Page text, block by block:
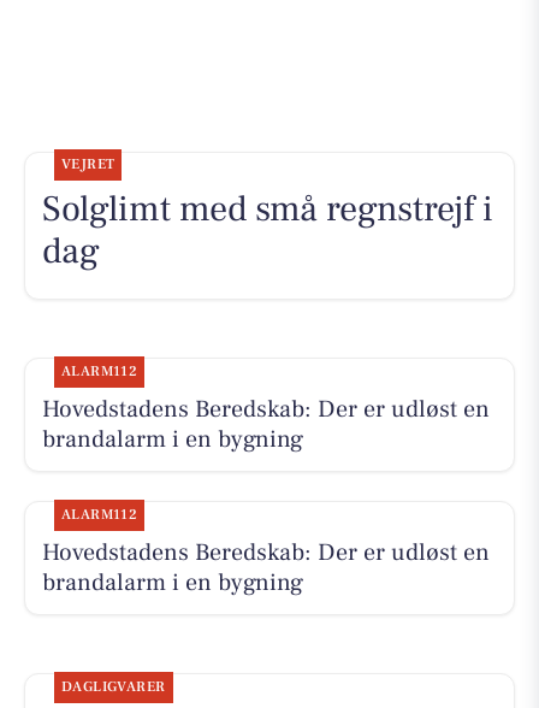
VEJRET
Solglimt med små regnstrejf i
dag
ALARM112
Hovedstadens Beredskab: Der er udløst en
brandalarm i en bygning
ALARM112
Hovedstadens Beredskab: Der er udløst en
brandalarm i en bygning
DAGLIGVARER